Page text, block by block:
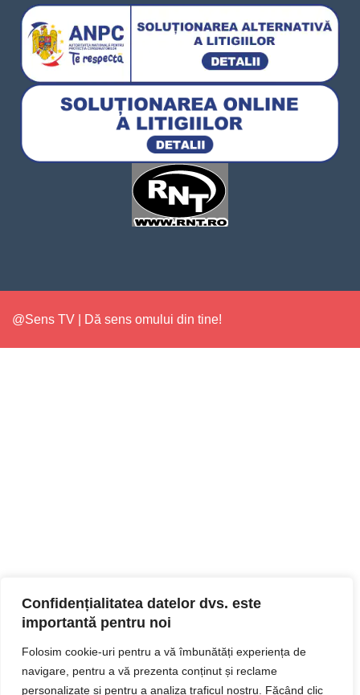
Confidențialitatea datelor dvs. este
importantă pentru noi
Folosim cookie-uri pentru a vă îmbunătăți experiența de
navigare, pentru a vă prezenta conținut și reclame
personalizate și pentru a analiza traficul nostru. Făcând clic
@Sens TV | Dă sens omului din tine!